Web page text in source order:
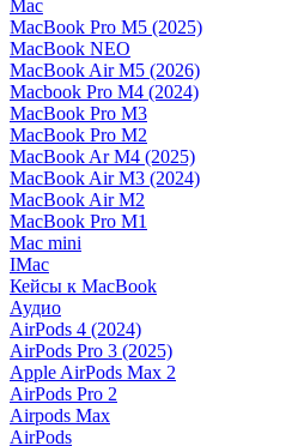
Mac
MacBook Pro M5 (2025)
MacBook NEO
MacBook Air M5 (2026)
Macbook Pro M4 (2024)
MacBook Pro M3
MacBook Pro M2
MacBook Ar M4 (2025)
MacBook Air M3 (2024)
MacBook Air M2
MacBook Pro M1
Mac mini
IMac
Кейсы к MacBook
Аудио
AirPods 4 (2024)
AirPods Pro 3 (2025)
Apple AirPods Max 2
AirPods Pro 2
Airpods Max
AirPods